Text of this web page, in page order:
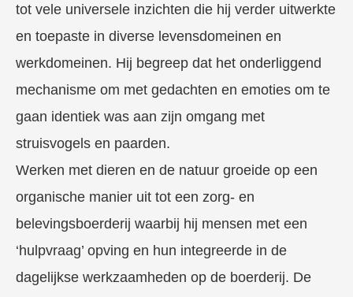
tot vele universele inzichten die hij verder uitwerkte
en toepaste in diverse levensdomeinen en
werkdomeinen. Hij begreep dat het onderliggend
mechanisme om met gedachten en emoties om te
gaan identiek was aan zijn omgang met
struisvogels en paarden.
Werken met dieren en de natuur groeide op een
organische manier uit tot een zorg- en
belevingsboerderij waarbij hij mensen met een
‘hulpvraag’ opving en hun integreerde in de
dagelijkse werkzaamheden op de boerderij. De